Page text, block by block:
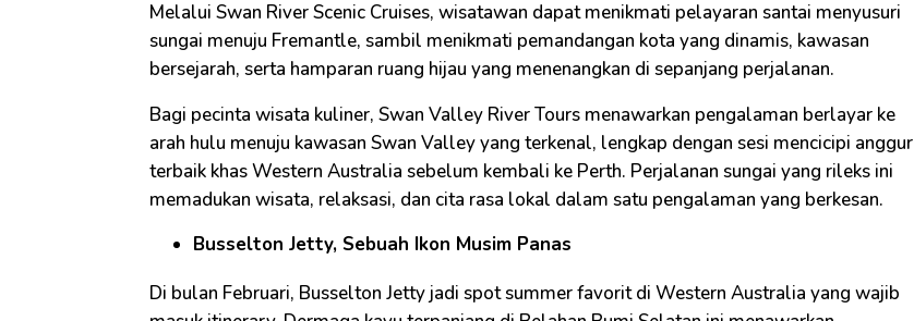
Melalui Swan River Scenic Cruises, wisatawan dapat menikmati pelayaran santai menyusuri
sungai menuju Fremantle, sambil menikmati pemandangan kota yang dinamis, kawasan
bersejarah, serta hamparan ruang hijau yang menenangkan di sepanjang perjalanan.
Bagi pecinta wisata kuliner, Swan Valley River Tours menawarkan pengalaman berlayar ke
arah hulu menuju kawasan Swan Valley yang terkenal, lengkap dengan sesi mencicipi anggur
terbaik khas Western Australia sebelum kembali ke Perth. Perjalanan sungai yang rileks ini
memadukan wisata, relaksasi, dan cita rasa lokal dalam satu pengalaman yang berkesan.
Busselton Jetty, Sebuah Ikon Musim Panas
Di bulan Februari, Busselton Jetty jadi spot summer favorit di Western Australia yang wajib